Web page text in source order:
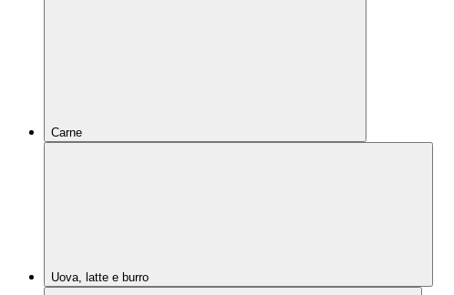
Carne
Uova, latte e burro